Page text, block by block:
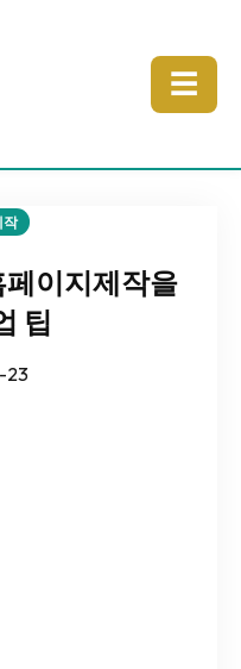
☰
작
이지제작을
팁
23